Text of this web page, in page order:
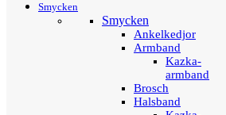
Smycken
Smycken
Ankelkedjor
Armband
Kazka-
armband
Brosch
Halsband